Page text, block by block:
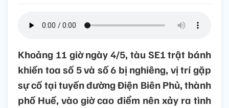
Khoảng 11 giờ ngày 4/5, tàu SE1 trật bánh
khiến toa số 5 và số 6 bị nghiêng, vị trí gặp
sự cố tại tuyến đường Điện Biên Phủ, thành
phố Huế, vào giờ cao điểm nên xảy ra tình